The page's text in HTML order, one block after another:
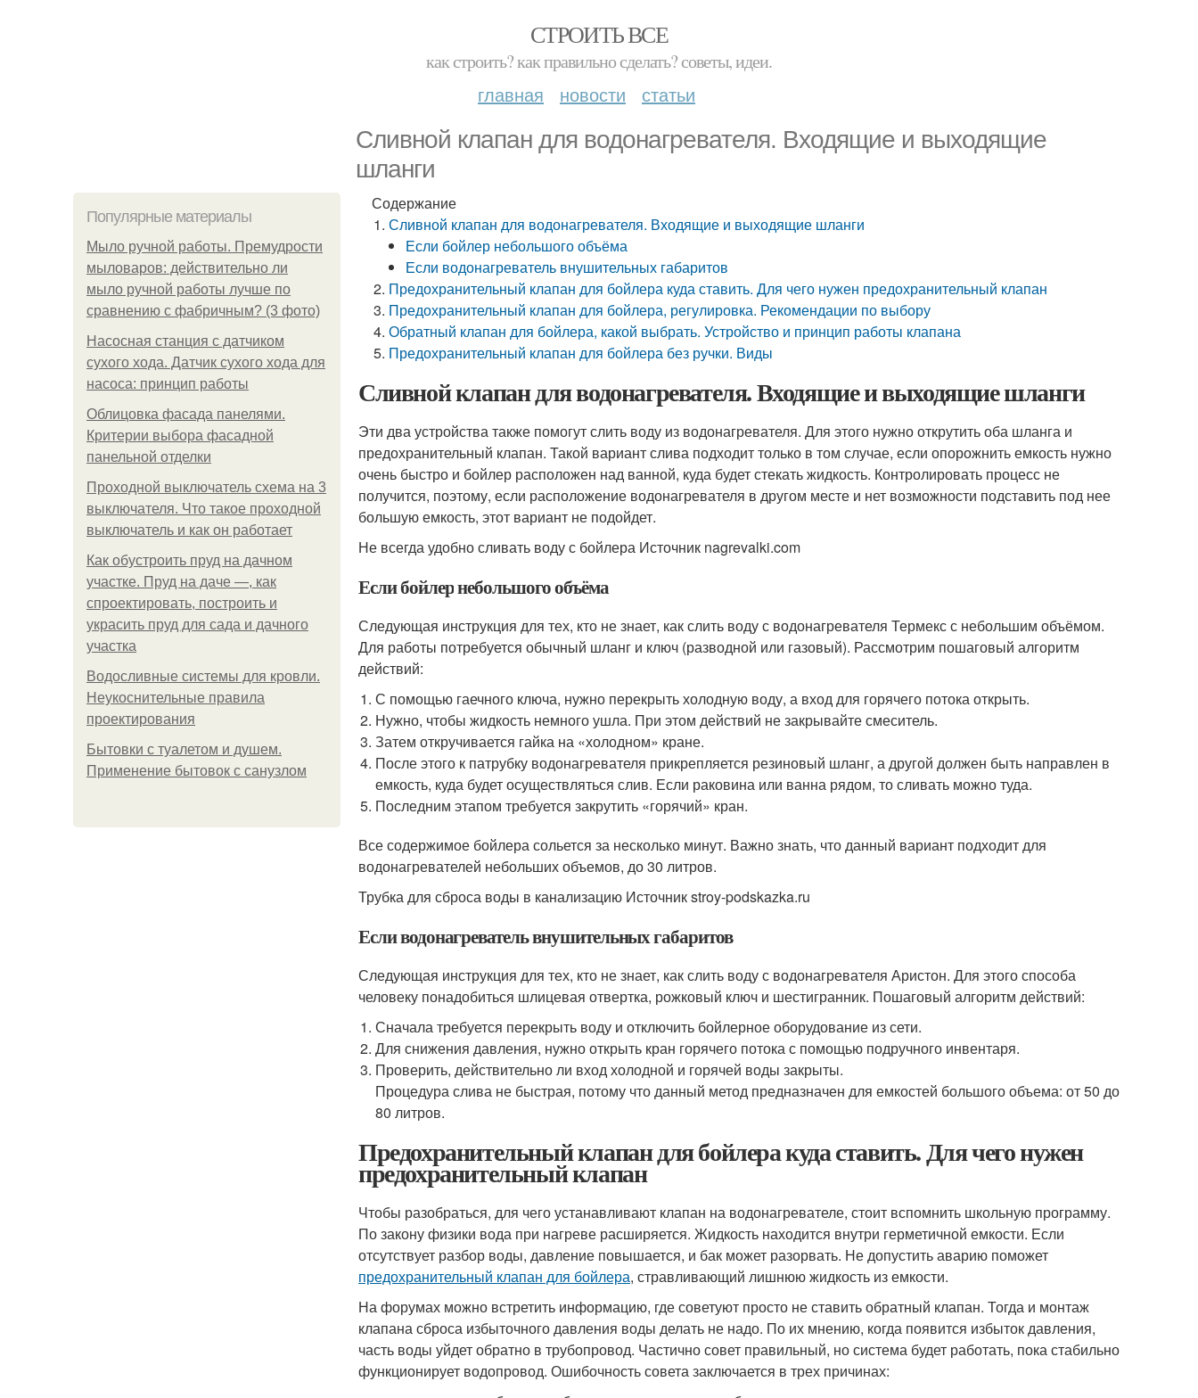
СТРОИТЬ ВСЕ
как строить? как правильно сделать? советы, идеи.
главная новости статьи
Сливной клапан для водонагревателя. Входящие и выходящие
шланги
Популярные материалы
Мыло ручной работы. Премудрости
мыловаров: действительно ли
мыло ручной работы лучше по
сравнению с фабричным? (3 фото)
Насосная станция с датчиком
сухого хода. Датчик сухого хода для
насоса: принцип работы
Облицовка фасада панелями.
Критерии выбора фасадной
панельной отделки
Проходной выключатель схема на 3
выключателя. Что такое проходной
выключатель и как он работает
Как обустроить пруд на дачном
участке. Пруд на даче —, как
спроектировать, построить и
украсить пруд для сада и дачного
участка
Водосливные системы для кровли.
Неукоснительные правила
проектирования
Бытовки с туалетом и душем.
Применение бытовок с санузлом
Содержание
Сливной клапан для водонагревателя. Входящие и выходящие шланги
Если бойлер небольшого объёма
Если водонагреватель внушительных габаритов
Предохранительный клапан для бойлера куда ставить. Для чего нужен предохранительный клапан
Предохранительный клапан для бойлера, регулировка. Рекомендации по выбору
Обратный клапан для бойлера, какой выбрать. Устройство и принцип работы клапана
Предохранительный клапан для бойлера без ручки. Виды
Сливной клапан для водонагревателя. Входящие и выходящие шланги
Эти два устройства также помогут слить воду из водонагревателя. Для этого нужно открутить оба шланга и
предохранительный клапан. Такой вариант слива подходит только в том случае, если опорожнить емкость нужно
очень быстро и бойлер расположен над ванной, куда будет стекать жидкость. Контролировать процесс не
получится, поэтому, если расположение водонагревателя в другом месте и нет возможности подставить под нее
большую емкость, этот вариант не подойдет.
Не всегда удобно сливать воду с бойлера Источник nagrevalki.com
Если бойлер небольшого объёма
Следующая инструкция для тех, кто не знает, как слить воду с водонагревателя Термекс с небольшим объёмом.
Для работы потребуется обычный шланг и ключ (разводной или газовый). Рассмотрим пошаговый алгоритм
действий:
С помощью гаечного ключа, нужно перекрыть холодную воду, а вход для горячего потока открыть.
Нужно, чтобы жидкость немного ушла. При этом действий не закрывайте смеситель.
Затем откручивается гайка на «холодном» кране.
После этого к патрубку водонагревателя прикрепляется резиновый шланг, а другой должен быть направлен в
емкость, куда будет осуществляться слив. Если раковина или ванна рядом, то сливать можно туда.
Последним этапом требуется закрутить «горячий» кран.
Все содержимое бойлера сольется за несколько минут. Важно знать, что данный вариант подходит для
водонагревателей небольших объемов, до 30 литров.
Трубка для сброса воды в канализацию Источник stroy-podskazka.ru
Если водонагреватель внушительных габаритов
Следующая инструкция для тех, кто не знает, как слить воду с водонагревателя Аристон. Для этого способа
человеку понадобиться шлицевая отвертка, рожковый ключ и шестигранник. Пошаговый алгоритм действий:
Сначала требуется перекрыть воду и отключить бойлерное оборудование из сети.
Для снижения давления, нужно открыть кран горячего потока с помощью подручного инвентаря.
Проверить, действительно ли вход холодной и горячей воды закрыты.
Процедура слива не быстрая, потому что данный метод предназначен для емкостей большого объема: от 50 до
80 литров.
Предохранительный клапан для бойлера куда ставить. Для чего нужен
предохранительный клапан
Чтобы разобраться, для чего устанавливают клапан на водонагревателе, стоит вспомнить школьную программу.
По закону физики вода при нагреве расширяется. Жидкость находится внутри герметичной емкости. Если
отсутствует разбор воды, давление повышается, и бак может разорвать. Не допустить аварию поможет
предохранительный клапан для бойлера, стравливающий лишнюю жидкость из емкости.
На форумах можно встретить информацию, где советуют просто не ставить обратный клапан. Тогда и монтаж
клапана сброса избыточного давления воды делать не надо. По их мнению, когда появится избыток давления,
часть воды уйдет обратно в трубопровод. Частично совет правильный, но система будет работать, пока стабильно
функционирует водопровод. Ошибочность совета заключается в трех причинах: